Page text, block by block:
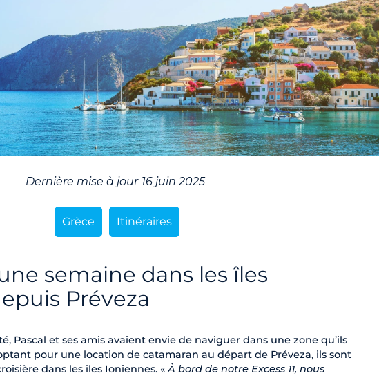
Dernière mise à jour 16 juin 2025
Grèce Itinéraires
semaine dans les îles
Préveza
Pascal et ses amis avaient envie de naviguer dans une zone qu’ils
pour une location de catamaran au départ de Préveza, ils sont
dans les îles Ioniennes. «À bord de notre Excess 11, nous